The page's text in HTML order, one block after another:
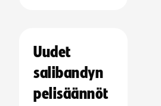
Uudet
salibandyn
pelisäännöt